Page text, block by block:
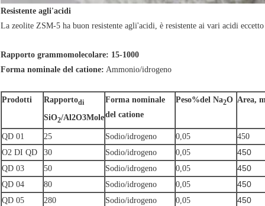
Resistente agli'acidi
La zeolite ZSM-5 ha buon resistente agli'acidi, è resistente ai vari acidi
Rapporto grammomolecolare: 15-1000
Forma nominale del catione: Ammonio/idrogeno
Prodotti Rapportodi
SiO2/Al2O3Mole
Forma nominale
del catione
Peso%del Na2O Area,
QD 01 25 Sodio/idrogeno 0,05
450
O2 DI QD
30 Sodio/idrogeno 0,05 450
QD 03 50 Sodio/idrogeno 0,05 450
QD 04 80 Sodio/idrogeno 0,05 450
QD 05 280 Sodio/idrogeno 0,05 450